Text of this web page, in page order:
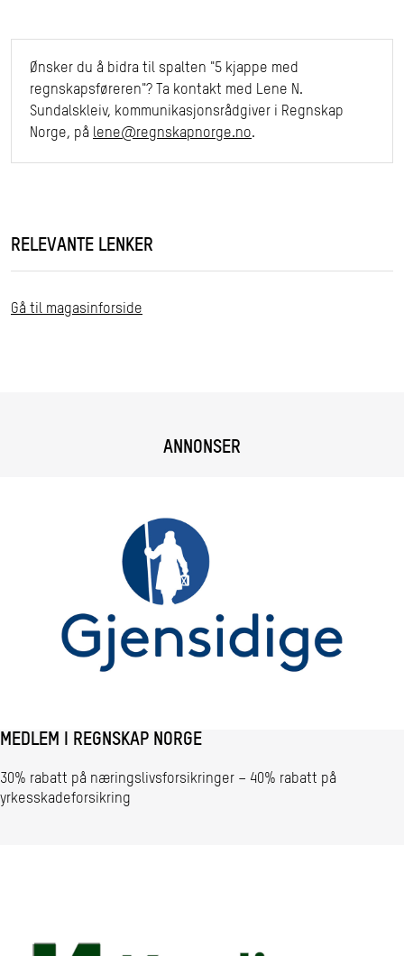
Ønsker du å bidra til spalten "5 kjappe med
regnskapsføreren"? Ta kontakt med Lene N.
Sundalskleiv, kommunikasjonsrådgiver i Regnskap
Norge, på lene@regnskapnorge.no.
RELEVANTE LENKER
Gå til magasinforside
ANNONSER
MEDLEM I REGNSKAP NORGE
30% rabatt på næringslivsforsikringer – 40% rabatt på
yrkesskadeforsikring